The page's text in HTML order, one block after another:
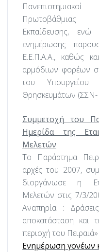
Πρωτοβάθμιας
Εκπαίδευσης,
ενημέρωσης
Ε.Ε.Π.Α.Α., καθώς
αρμόδιων φορέων
του Υπουργείου
Θρησκευμάτων (ΣΣΝ-
Συμμετοχή του
Ημερίδα της
Μελετών
Το Παράρτημα
αρχές του 2007,
διοργάνωσε η
Μελετών στις 7/3/
Αναπηρία :
αποκατάσταση και
περιοχή του Πειραιά»
Ενημέρωση γονέων